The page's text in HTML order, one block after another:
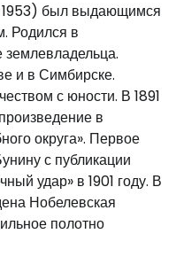
был выдающимся
Родился в
и в Симбирске.
с юности. В 1891
в
округа». Первое
с публикации
удар» в 1901 году. В
Нобелевская
полотно